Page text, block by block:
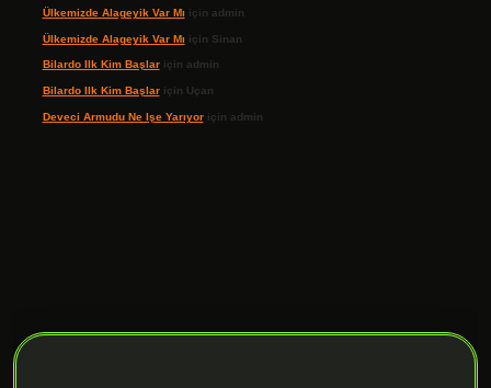
Ülkemizde Alageyik Var Mı için admin
Ülkemizde Alageyik Var Mı için Sinan
Bilardo Ilk Kim Başlariçin admin
Bilardo Ilk Kim Başlariçin Uçan
Deveci Armudu Ne Işe Yarıyoriçin admin